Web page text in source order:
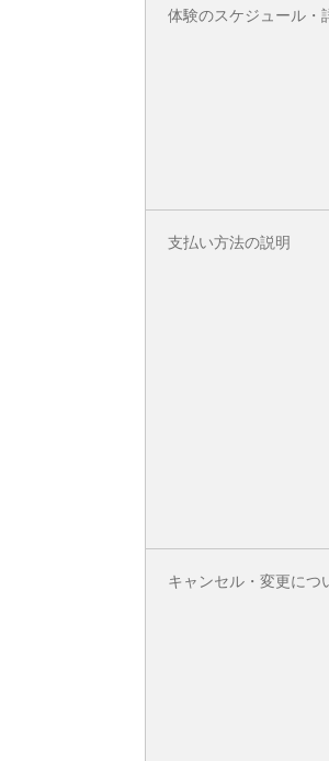
体験のスケジュール・
支払い方法の説明
キャンセル・変更につ